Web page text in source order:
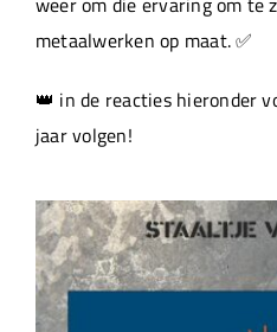
metaalwerken op maat. ✅
👑 in de reacties hieronder
jaar volgen!